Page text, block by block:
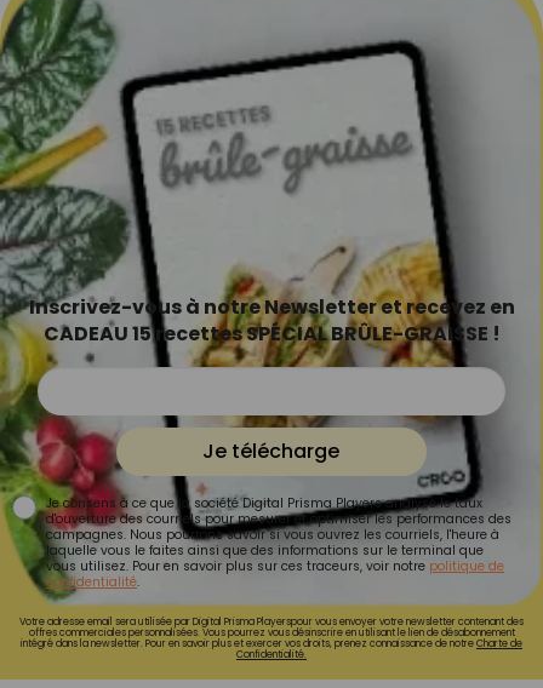
Inscrivez-vous à notre Newsletter et recevez en
CADEAU 15 recettes SPÉCIAL BRÛLE-GRAISSE !
Je télécharge
Je consens à ce que la société Digital Prisma Players analyse le taux
d'ouverture des courriels pour mesurer et optimiser les performances des
campagnes. Nous pourrons savoir si vous ouvrez les courriels, l'heure à
laquelle vous le faites ainsi que des informations sur le terminal que
vous utilisez. Pour en savoir plus sur ces traceurs, voir notre politique de
confidentialité.
Votre adresse email sera utilisée par Digital Prisma Playerspour vous envoyer votre newsletter contenant des
offres commerciales personnalisées. Vous pourrez vous désinscrire en utilisant le lien de désabonnement
intégré dans la newsletter. Pour en savoir plus et exercer vos droits, prenez connaissance de notreCharte de
Confidentialité.